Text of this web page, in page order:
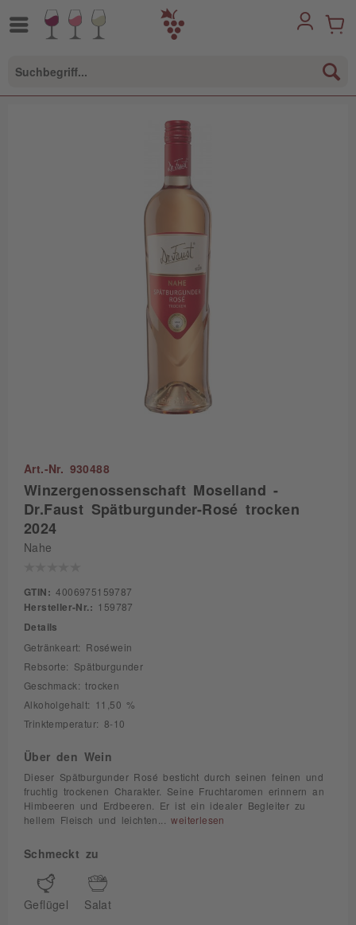
Art.-Nr. 930488
Winzergenossenschaft Moselland -
Dr.Faust Spätburgunder-Rosé trocken
2024
Nahe
GTIN: 4006975159787
Hersteller-Nr.: 159787
Details
Getränkeart: Roséwein
Rebsorte: Spätburgunder
Geschmack: trocken
Alkoholgehalt: 11,50 %
Trinktemperatur: 8-10
Über den Wein
Dieser Spätburgunder Rosé besticht durch seinen feinen und
fruchtig trockenen Charakter. Seine Fruchtaromen erinnern an
Himbeeren und Erdbeeren. Er ist ein idealer Begleiter zu
hellem Fleisch und leichten...weiterlesen
Schmeckt zu
Geflügel Salat